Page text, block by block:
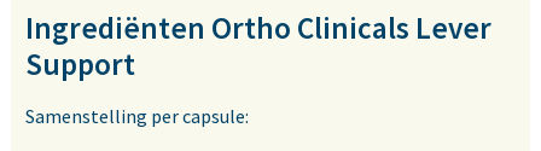
Ingrediënten Ortho Clinicals Lever
Support
Samenstelling per capsule: